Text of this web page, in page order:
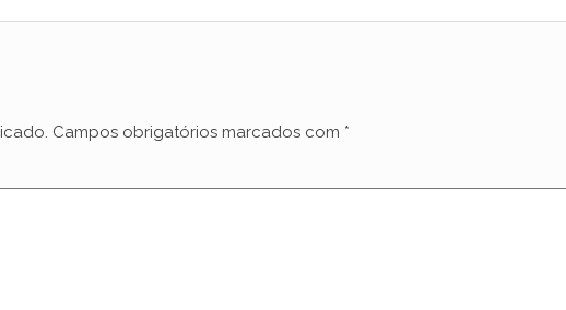
Campos obrigatórios marcados com *